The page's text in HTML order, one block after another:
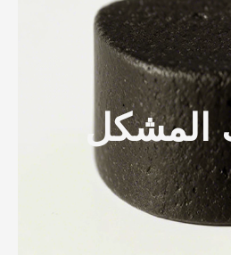
المشكل